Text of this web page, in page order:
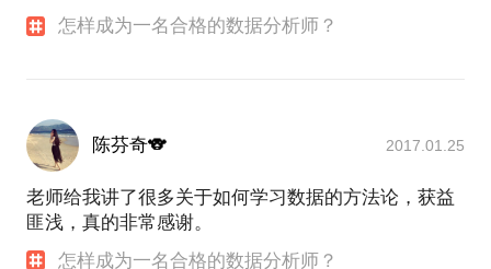
怎样成为一名合格的数据分析师？
陈芬奇🐨 2017.01.25
老师给我讲了很多关于如何学习数据的方法论，获益
匪浅，真的非常感谢。
怎样成为一名合格的数据分析师？